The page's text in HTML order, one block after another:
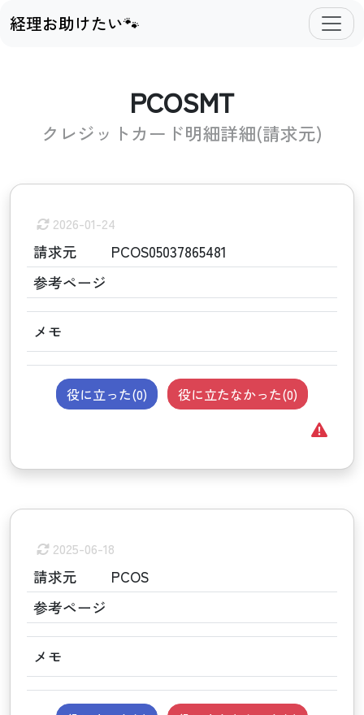
経理お助けたい🐾
PCOSMT
クレジットカード明細詳細(請求元)
2026-01-24
請求元
PCOS05037865481
参考ページ
メモ
役に立った(0) 役に立たなかった(0)
2025-06-18
請求元
PCOS
参考ページ
メモ